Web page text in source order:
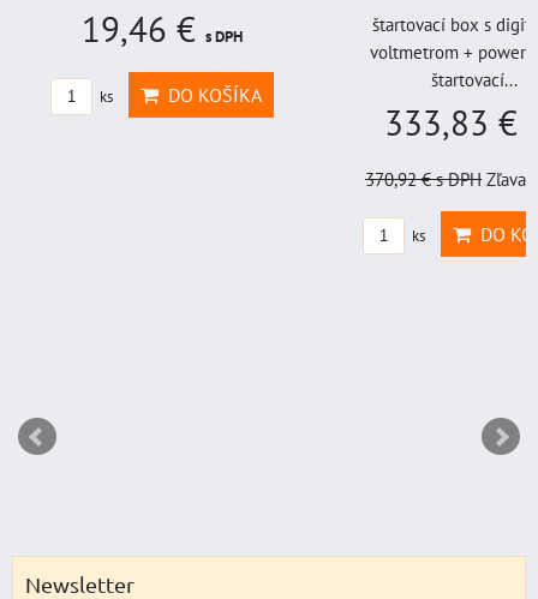
19,46 € s DPH
ks DO KOŠÍKA
štartovací box s
voltmetrom + power
štartovací...
333,83 €
370,92 €s DPH Zľava
ks DO
Newsletter